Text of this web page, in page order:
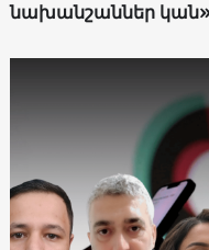
նախանշաններ